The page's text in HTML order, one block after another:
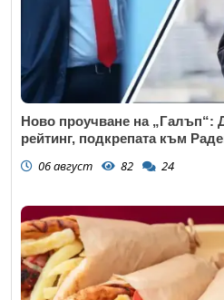
Ново проучване на „Галъп“:
рейтинг, подкрепата към
06 август 82 24